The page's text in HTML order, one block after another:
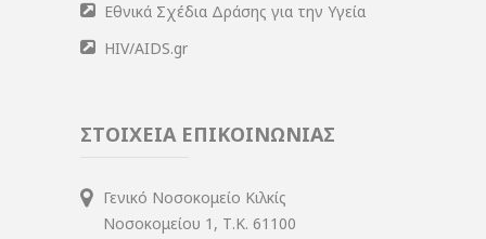
Εθνικά Σχέδια Δράσης για την Υγεία
HIV/AIDS.gr
ΣΤΟΙΧΕΙΑ ΕΠΙΚΟΙΝΩΝΙΑΣ
Γενικό Νοσοκομείο Κιλκίς
Νοσοκομείου 1, Τ.Κ. 61100